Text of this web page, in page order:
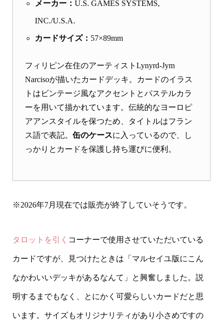
メーカー： U.S. GAMES SYSTEMS,
INC./U.S.A.
カードサイズ： 57×89mm
フィリピン在住のアーティストLynyrd-Jym
Narcisoが描いたカードデッキ。カードのイラス
トはビンテージ風なアクセントとパステルカラ
ーを用いて描かれています。伝統的なヨーロピ
アアンスタイルを保つため、タイトルはフラン
ス語で表記。 缶のケースに入っているので、し
っかりとカードを保護し持ち運びに便利。
※2026年7月現在では販売が終了していそうです。
タロットを引く コーナーで使用させていただいている
カードですが、見つけたときは「マルセイユ版にこん
なかわいいデッキがあるなんて」と興奮しました。説
明するまでもなく、とにかく可愛らしいカードだと思
います。サイズもオリジナリティがあり小さめですの